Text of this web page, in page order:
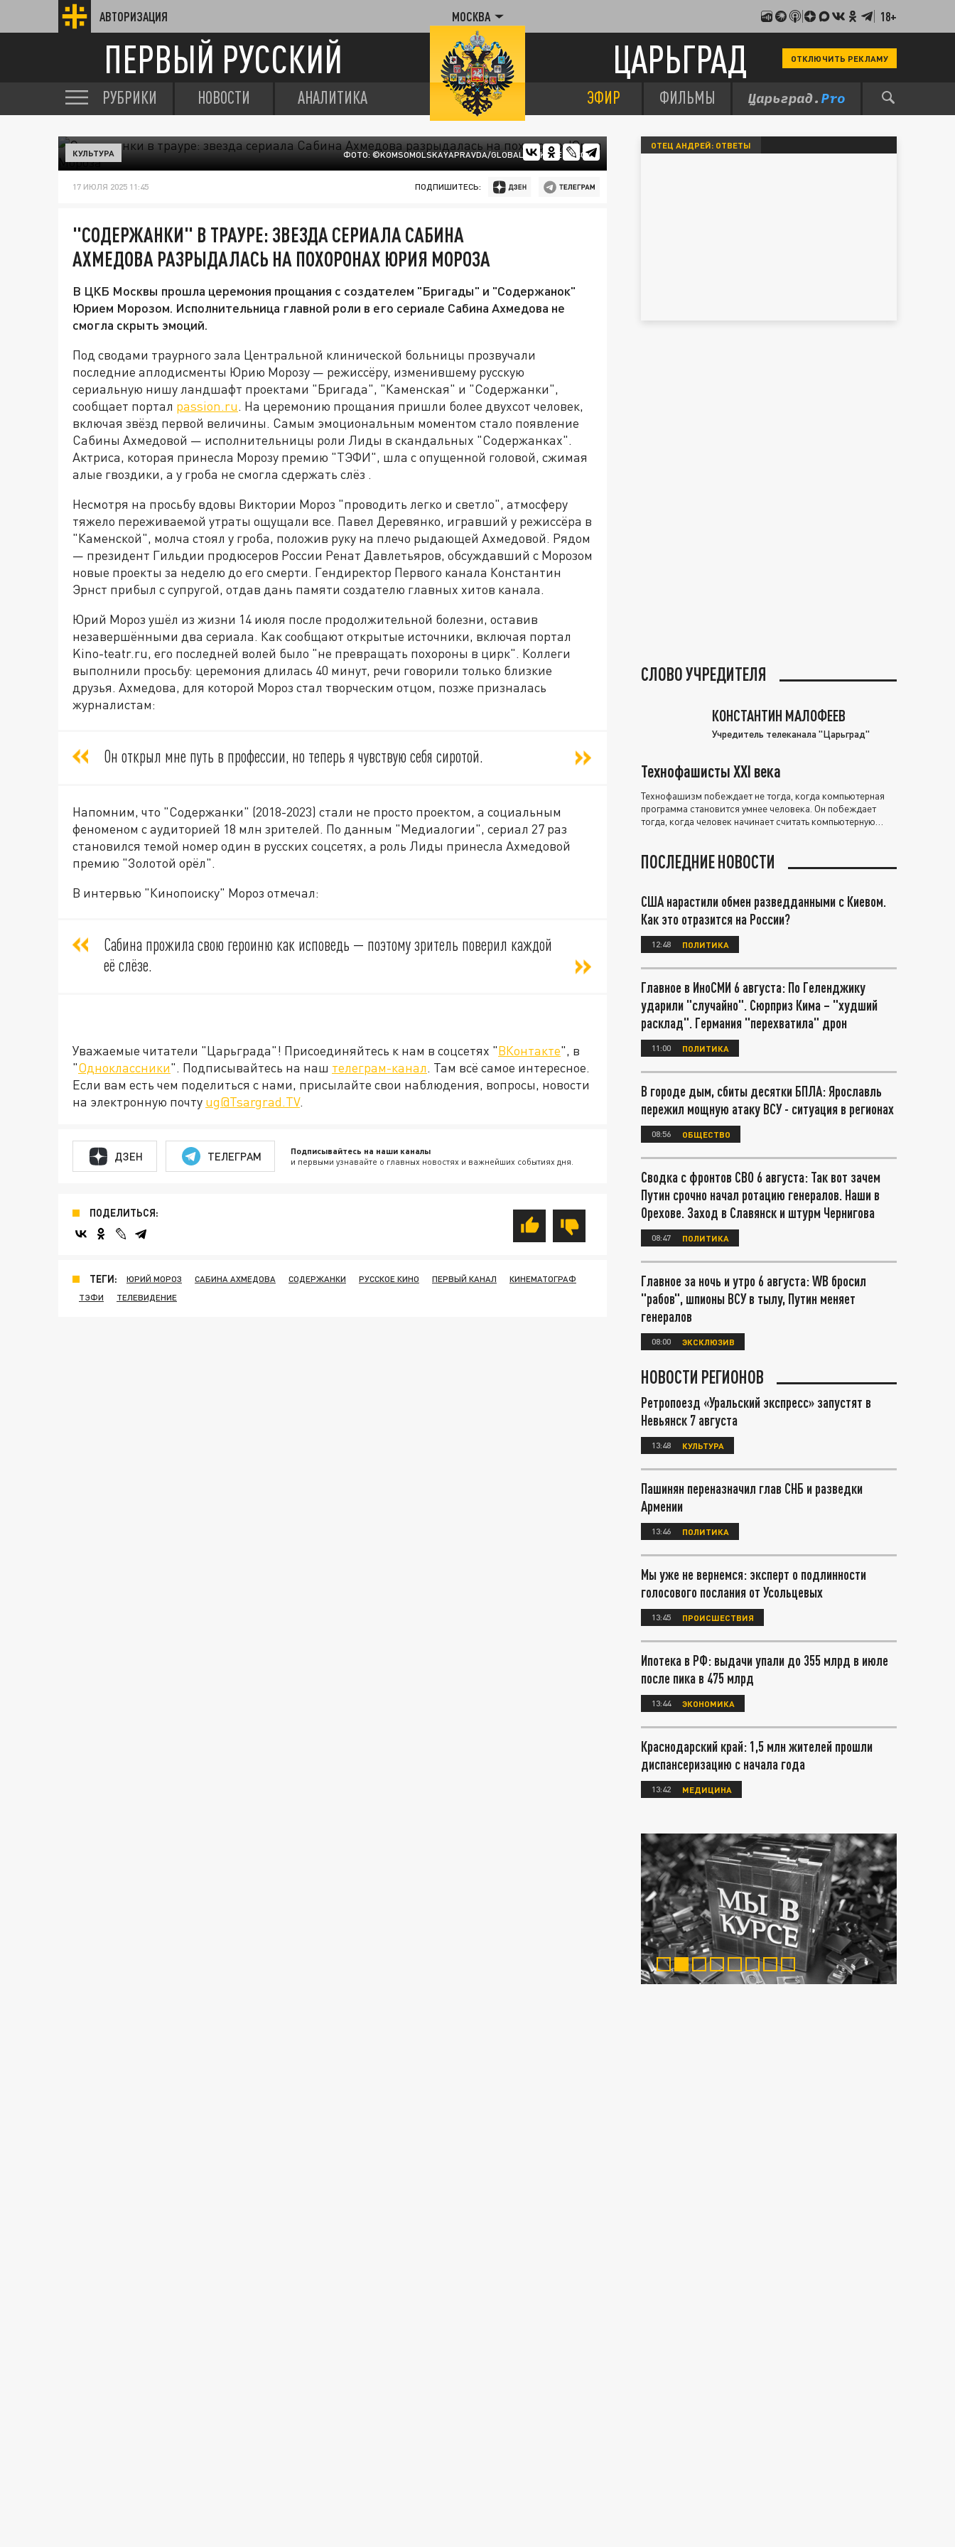
АВТОРИЗАЦИЯ МОСКВА 18+
ПЕРВЫЙ РУССКИЙ ЦАРЬГРАД ОТКЛЮЧИТЬ РЕКЛАМУ
РУБРИКИ НОВОСТИ АНАЛИТИКА ЭФИР ФИЛЬМЫ
ФОТО: ©KOMSOMOLSKAYAPRAVDA/GLOBALLOOKPRESS.COM
КУЛЬТУРА
17 ИЮЛЯ 2025 11:45 ПОДПИШИТЕСЬ:
"СОДЕРЖАНКИ" В ТРАУРЕ: ЗВЕЗДА СЕРИАЛА САБИНА
АХМЕДОВА РАЗРЫДАЛАСЬ НА ПОХОРОНАХ ЮРИЯ МОРОЗА
В ЦКБ Москвы прошла церемония прощания с создателем "Бригады" и "Содержанок"
Юрием Морозом. Исполнительница главной роли в его сериале Сабина Ахмедова не
смогла скрыть эмоций.
Под сводами траурного зала Центральной клинической больницы прозвучали
последние аплодисменты Юрию Морозу — режиссёру, изменившему русскую
сериальную нишу ландшафт проектами "Бригада", "Каменская" и "Содержанки",
сообщает портал passion.ru. На церемонию прощания пришли более двухсот человек,
включая звёзд первой величины. Самым эмоциональным моментом стало появление
Сабины Ахмедовой — исполнительницы роли Лиды в скандальных "Содержанках".
Актриса, которая принесла Морозу премию "ТЭФИ", шла с опущенной головой, сжимая
алые гвоздики, а у гроба не смогла сдержать слёз .
Несмотря на просьбу вдовы Виктории Мороз "проводить легко и светло", атмосферу
тяжело переживаемой утраты ощущали все. Павел Деревянко, игравший у режиссёра в
"Каменской", молча стоял у гроба, положив руку на плечо рыдающей Ахмедовой. Рядом
— президент Гильдии продюсеров России Ренат Давлетьяров, обсуждавший с Морозом
новые проекты за неделю до его смерти. Гендиректор Первого канала Константин
Эрнст прибыл с супругой, отдав дань памяти создателю главных хитов канала.
Юрий Мороз ушёл из жизни 14 июля после продолжительной болезни, оставив
незавершёнными два сериала. Как сообщают открытые источники, включая портал
Kino-teatr.ru, его последней волей было "не превращать похороны в цирк". Коллеги
выполнили просьбу: церемония длилась 40 минут, речи говорили только близкие
друзья. Ахмедова, для которой Мороз стал творческим отцом, позже призналась
журналистам:
Он открыл мне путь в профессии, но теперь я чувствую себя сиротой.
Напомним, что "Содержанки" (2018-2023) стали не просто проектом, а социальным
феноменом с аудиторией 18 млн зрителей. По данным "Медиалогии", сериал 27 раз
становился темой номер один в русских соцсетях, а роль Лиды принесла Ахмедовой
премию "Золотой орёл".
В интервью "Кинопоиску" Мороз отмечал:
Сабина прожила свою героиню как исповедь — поэтому зритель поверил каждой
её слёзе.
Уважаемые читатели "Царьграда"! Присоединяйтесь к нам в соцсетях "ВКонтакте", в
"Одноклассники". Подписывайтесь на наш телеграм-канал. Там всё самое интересное.
Если вам есть чем поделиться с нами, присылайте свои наблюдения, вопросы, новости
на электронную почту ug@Tsargrad.TV.
ДЗЕН ТЕЛЕГРАМ Подписывайтесь на наши каналы
и первыми узнавайте о главных новостях и важнейших событиях дня.
ПОДЕЛИТЬСЯ:
ТЕГИ: ЮРИЙ МОРОЗ САБИНА АХМЕДОВА СОДЕРЖАНКИ РУССКОЕ КИНО ПЕРВЫЙ КАНАЛ
КИНЕМАТОГРАФ
ТЭФИ
ТЕЛЕВИДЕНИЕ
ОТЕЦ АНДРЕЙ: ОТВЕТЫ
СЛОВО УЧРЕДИТЕЛЯ
КОНСТАНТИН МАЛОФЕЕВ
Учредитель телеканала "Царьград"
Технофашисты XXI века
Технофашизм побеждает не тогда, когда компьютерная
программа становится умнее человека. Он побеждает
тогда, когда человек начинает считать компьютерную
ПОСЛЕДНИЕ НОВОСТИ
США нарастили обмен разведданными с Киевом.
Как это отразится на России?
12:48 ПОЛИТИКА
Главное в ИноСМИ 6 августа: По Геленджику
ударили "случайно". Сюрприз Кима – "худший
расклад". Германия "перехватила" дрон
11:00 ПОЛИТИКА
В городе дым, сбиты десятки БПЛА: Ярославль
пережил мощную атаку ВСУ - ситуация в регионах
08:56 ОБЩЕСТВО
Сводка с фронтов СВО 6 августа: Так вот зачем
Путин срочно начал ротацию генералов. Наши в
Орехове. Заход в Славянск и штурм Чернигова
08:47 ПОЛИТИКА
Главное за ночь и утро 6 августа: WB бросил
"рабов", шпионы ВСУ в тылу, Путин меняет
генералов
08:00 ЭКСКЛЮЗИВ
НОВОСТИ РЕГИОНОВ
Ретропоезд «Уральский экспресс» запустят в
Невьянск 7 августа
13:48 КУЛЬТУРА
Пашинян переназначил глав СНБ и разведки
Армении
13:46 ПОЛИТИКА
Мы уже не вернемся: эксперт о подлинности
голосового послания от Усольцевых
13:45 ПРОИСШЕСТВИЯ
Ипотека в РФ: выдачи упали до 355 млрд в июле
после пика в 475 млрд
13:44 ЭКОНОМИКА
Краснодарский край: 1,5 млн жителей прошли
диспансеризацию с начала года
13:42 МЕДИЦИНА